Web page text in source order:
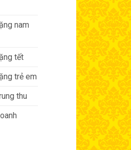
nam
tết
trẻ em
thu